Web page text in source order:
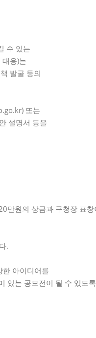
수 있는
응)는
발굴 등의
또는
설명서 등을
원의 상금과 구청장 표창
.
한 아이디어를
있는 공모전이 될 수 있도